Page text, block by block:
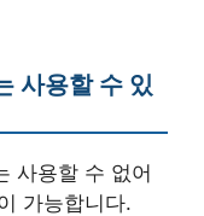
사용할 수 있
사용할 수 없어
가능합니다.